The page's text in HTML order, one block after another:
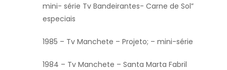
mini- série Tv Bandeirantes- Carne de Sol”
especiais
1985 – Tv Manchete – Projeto; – mini-série
1984 – Tv Manchete – Santa Marta Fabril